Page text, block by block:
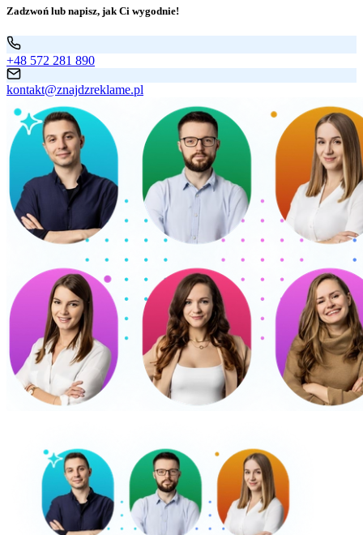
Zadzwoń lub napisz, jak Ci wygodnie!
+48 572 281 890
kontakt@znajdzreklame.pl